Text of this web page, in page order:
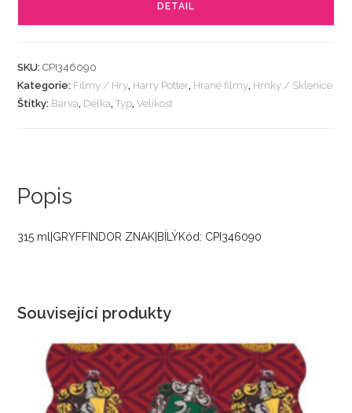
DETAIL
SKU:CPI346090
Kategorie: Filmy / Hry, Harry Potter, Hrané filmy, Hrnky / Sklenice
Štítky: Barva, Délka,Typ,Velikost
Popis
315 ml|GRYFFINDOR ZNAK|BÍLÝKód: CPI346090
Související produkty